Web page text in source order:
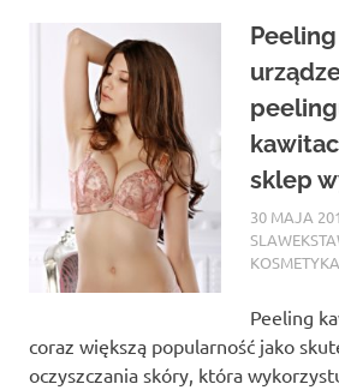
sklep
30 MAJA
Peeling
coraz większą popularność jako
oczyszczania skóry, która